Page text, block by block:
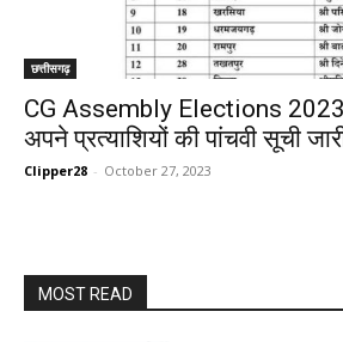
छत्तीसगढ़
CG Assembly Elections
अपने प्रत्याशियों की पांचवी सूची
Clipper28 - October 27, 2023
MOST READ